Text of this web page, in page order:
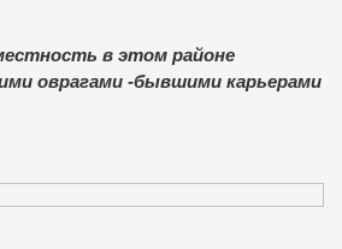
в этом районе
оврагами -бывшими карьерами